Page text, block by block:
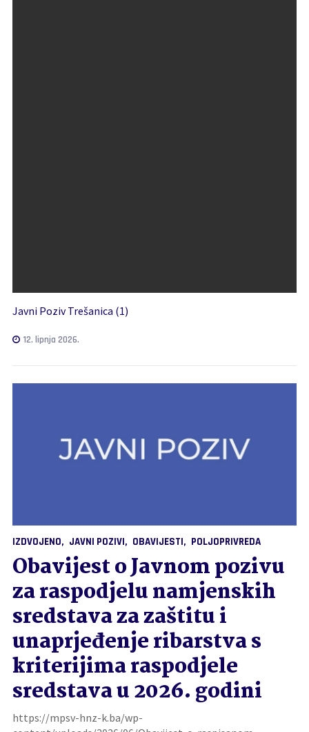
Javni Poziv Trešanica (1)
12. lipnja 2026.
IZDVOJENO JAVNI POZIVI OBAVIJESTI POLJOPRIVREDA
Obavijest o Javnom pozivu
za raspodjelu namjenskih
sredstava za zaštitu i
unaprjeđenje ribarstva s
kriterijima raspodjele
sredstava u 2026. godini
https://mpsv-hnz-k.ba/wp-